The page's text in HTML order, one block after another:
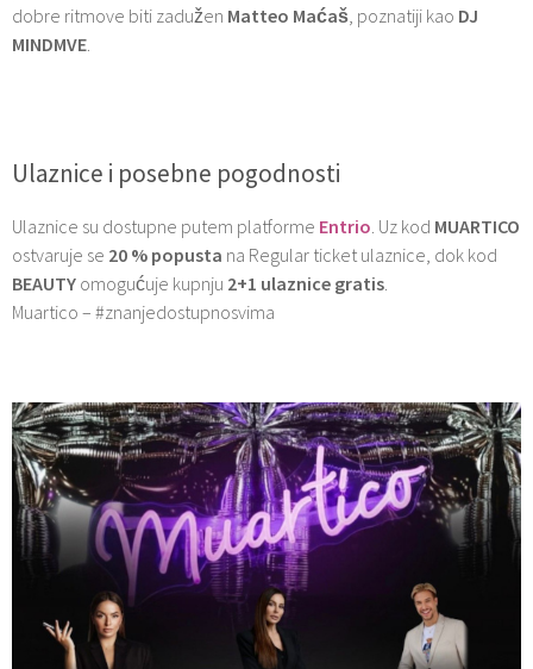
dobre ritmove biti zadužen Matteo Maćaš , poznatiji kao DJ
MINDMVE
Ulaznice i posebne pogodnosti
Ulaznice su dostupne putem platforme Entrio . Uz kod MUARTICO
ostvaruje se 20 % popusta na Regular ticket ulaznice, dok kod
BEAUTY omogućuje kupnju 2+1 ulaznice gratis
Muartico – #znanjedostupnosvima